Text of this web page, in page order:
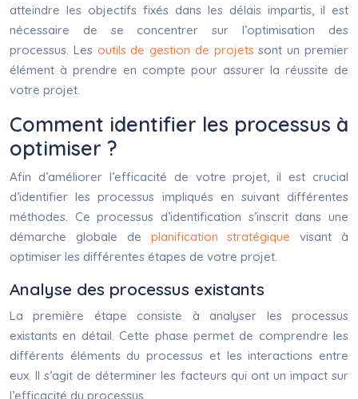
atteindre les objectifs fixés dans les délais impartis, il est
nécessaire de se concentrer sur l’optimisation des
processus. Les outils de gestion de projetssont un premier
élément à prendre en compte pour assurer la réussite de
votre projet.
Comment identifier les processus à
optimiser ?
Afin d’améliorer l’efficacité de votre projet, il est crucial
d’identifier les processus impliqués en suivant différentes
méthodes. Ce processus d’identification s’inscrit dans une
démarche globale de planification stratégiquevisant à
optimiser les différentes étapes de votre projet.
Analyse des processus existants
La première étape consiste à analyser les processus
existants en détail. Cette phase permet de comprendre les
différents éléments du processus et les interactions entre
eux. Il s’agit de déterminer les facteurs qui ont un impact sur
l’efficacité du processus.